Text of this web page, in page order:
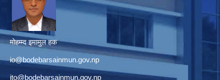
मोहम्म्द इमामुल हक
io@bodebarsainmun.gov.np
ito@bodebarsainmun.gov.np